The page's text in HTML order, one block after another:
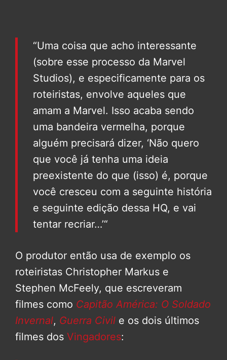
“Uma coisa que acho interessante
(sobre esse processo da Marvel
Studios), e especificamente para os
roteiristas, envolve aqueles que
amam a Marvel. Isso acaba sendo
uma bandeira vermelha, porque
alguém precisará dizer, ‘Não quero
que você já tenha uma ideia
preexistente do que (isso) é, porque
você cresceu com a seguinte história
e seguinte edição dessa HQ, e vai
tentar recriar…’“
O produtor então usa de exemplo os
roteiristas Christopher Markus e
Stephen McFeely, que escreveram
filmes como Capitão América: O Soldado
Invernal, Guerra Civil e os dois últimos
filmes dos Vingadores: